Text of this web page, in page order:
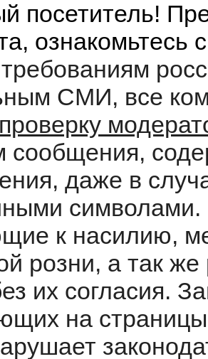
посетитель!
ознакомьтесь
СМИ, все
сообщения,
даже в
символами.
к насилию,
розни, а так
их согласия.
на